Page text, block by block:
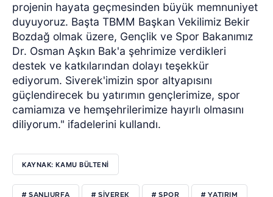
projenin hayata geçmesinden büyük memnuniyet
duyuyoruz. Başta TBMM Başkan Vekilimiz Bekir
Bozdağ olmak üzere, Gençlik ve Spor Bakanımız
Dr. Osman Aşkın Bak'a şehrimize verdikleri
destek ve katkılarından dolayı teşekkür
ediyorum. Siverek'imizin spor altyapısını
güçlendirecek bu yatırımın gençlerimize, spor
camiamıza ve hemşehrilerimize hayırlı olmasını
diliyorum." ifadelerini kullandı.
KAYNAK: KAMU BÜLTENİ
# ŞANLIURFA # SİVEREK # SPOR # YATIRIM